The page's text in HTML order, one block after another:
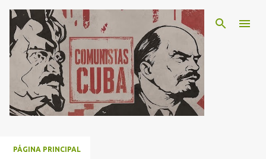
Ir al contenido principal
PÁGINA PRINCIPAL